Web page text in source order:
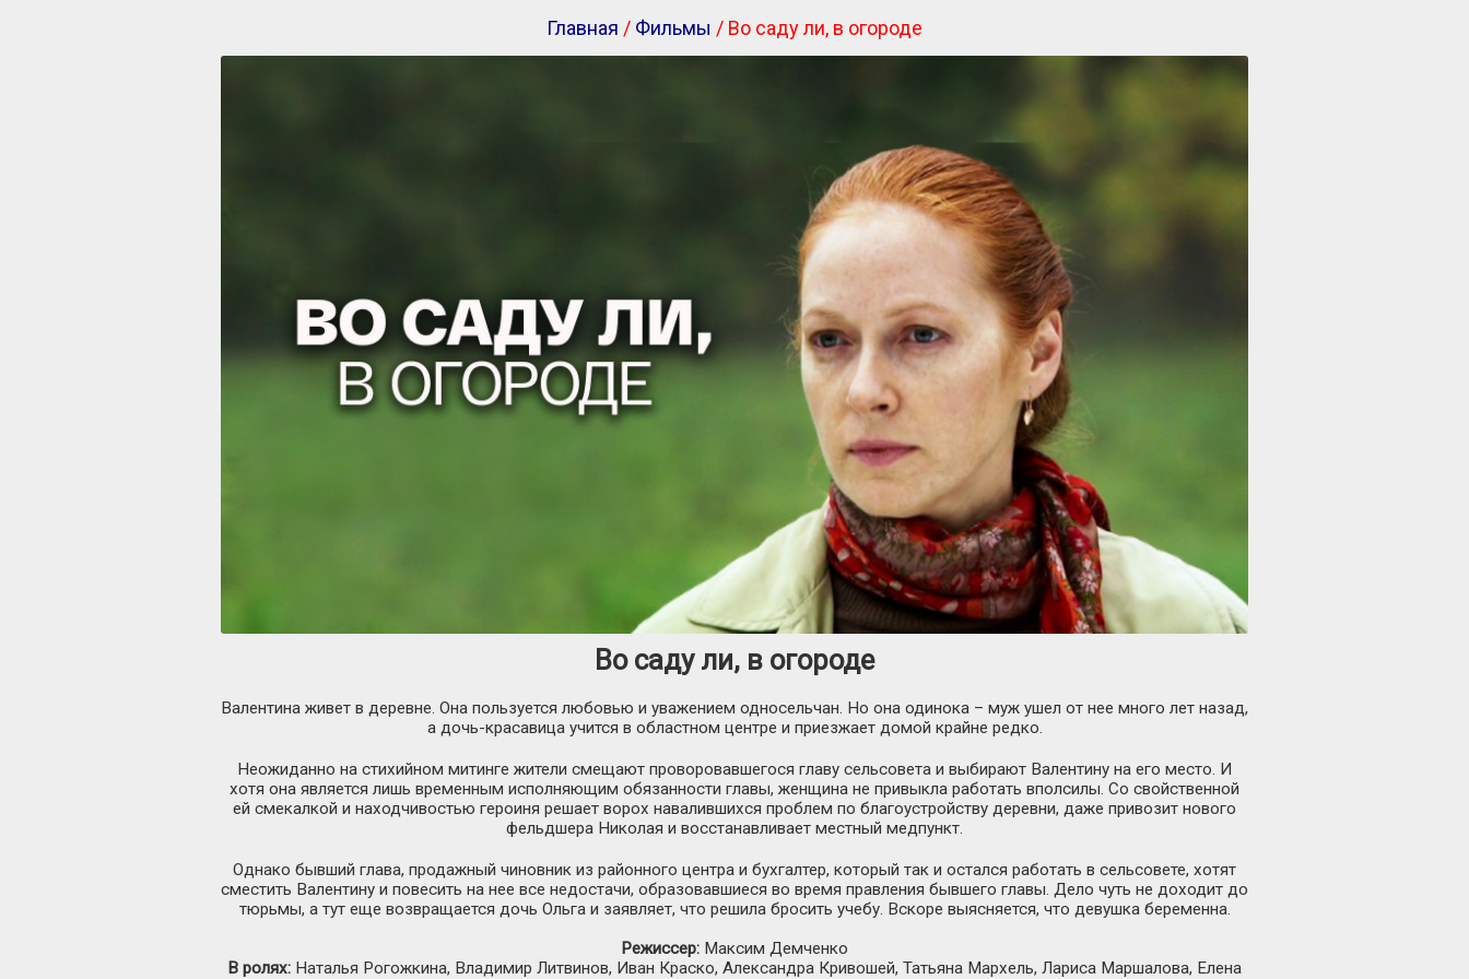
Главная / Фильмы / Во саду ли, в огороде
Во саду ли, в огороде
Валентина живет в деревне. Она пользуется любовью и уважением односельчан. Но она одинока – муж ушел от нее много лет назад,
а дочь-красавица учится в областном центре и приезжает домой крайне редко.
Неожиданно на стихийном митинге жители смещают проворовавшегося главу сельсовета и выбирают Валентину на его место. И
хотя она является лишь временным исполняющим обязанности главы, женщина не привыкла работать вполсилы. Со свойственной
ей смекалкой и находчивостью героиня решает ворох навалившихся проблем по благоустройству деревни, даже привозит нового
фельдшера Николая и восстанавливает местный медпункт.
Однако бывший глава, продажный чиновник из районного центра и бухгалтер, который так и остался работать в сельсовете, хотят
сместить Валентину и повесить на нее все недостачи, образовавшиеся во время правления бывшего главы. Дело чуть не доходит до
тюрьмы, а тут еще возвращается дочь Ольга и заявляет, что решила бросить учебу. Вскоре выясняется, что девушка беременна.
Режиссер: Максим Демченко
В ролях: Наталья Рогожкина, Владимир Литвинов, Иван Краско, Александра Кривошей, Татьяна Мархель, Лариса Маршалова, Елена